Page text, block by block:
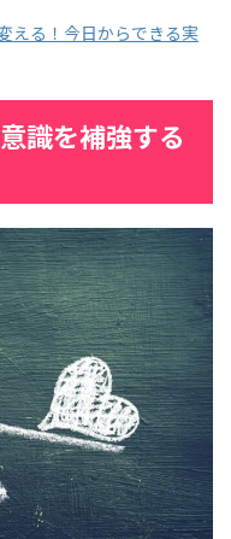
える！今日からできる実
識を補強する